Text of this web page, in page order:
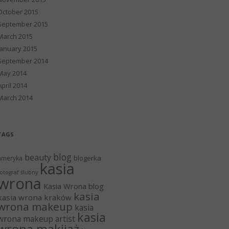
2015
2015
2015
2015
2014
2014
2014
2014
beauty blog blogerka
ślubny kasia
Kasia Wrona blog
wrona kraków kasia
makeup kasia
makeup artist kasia